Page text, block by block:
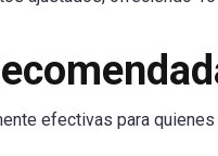
efectivas para